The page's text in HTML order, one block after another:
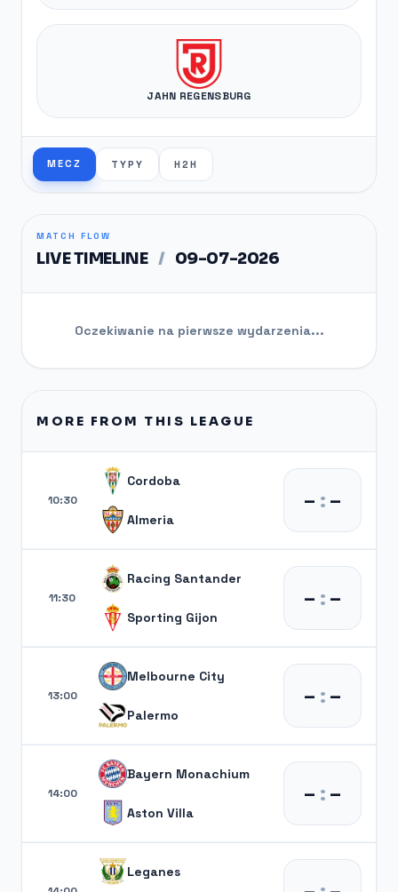
JAHN REGENSBURG
MECZ TYPY H2H
MATCH FLOW
LIVE TIMELINE / 09-07-2026
Oczekiwanie na pierwsze wydarzenia...
MORE FROM THIS LEAGUE
10:30
Cordoba
Almeria
– :–
11:30
Racing Santander
Sporting Gijon
– :–
13:00
Melbourne City
Palermo
– :–
14:00
Bayern Monachium
Aston Villa
– :–
Leganes